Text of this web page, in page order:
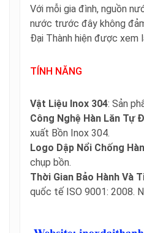
Với mỗi gia đình, nguồn
nước trước đây không
Đại Thành hiện được xem
TÍNH NĂNG
Vật Liệu Inox 304: Sản
Công Nghệ Hàn Lăn Tự
xuất Bồn Inox 304.
Logo Dập Nổi Chống
chụp bồn.
Thời Gian Bảo Hành Và
quốc tế ISO 9001: 2008.